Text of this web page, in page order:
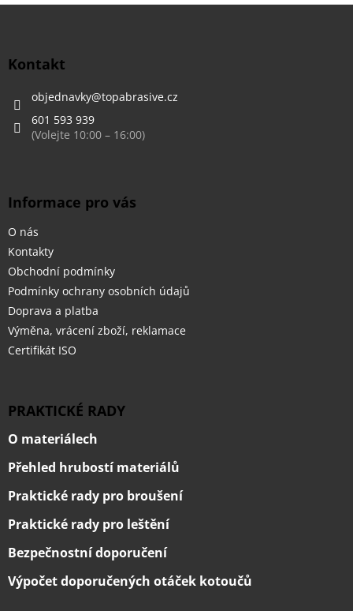
Z
Kontakt
objednavky@topabrasive.cz
601 593 939
Informace pro vás
O nás
Kontakty
Obchodní podmínky
Podmínky ochrany osobních údajů
Doprava a platba
Výměna, vrácení zboží, reklamace
Certifikát ISO
PRAKTICKÉ RADY
O materiálech
Přehled hrubostí materiálů
Praktické rady pro broušení
Praktické rady pro leštění
Bezpečnostní doporučení
Výpočet doporučených otáček kotoučů